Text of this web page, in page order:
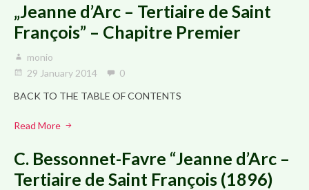
„Jeanne d’Arc – Tertiaire de Saint
François” – Chapitre Premier
monio
29 January 2014
0
BACK TO THE TABLE OF CONTENTS
Read More
C. Bessonnet-Favre “Jeanne d’Arc –
Tertiaire de Saint François (1896)